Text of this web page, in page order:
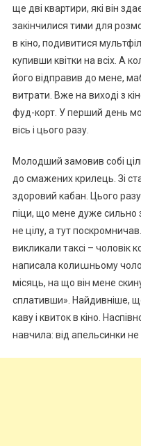
ще дві квартири, які він
закінчилися тими для
в кіно, подивитися
купивши квітки на всіх. А
його відправив до мене,
витрати. Вже на виході з
фуд-корт. У перший день
вісь і цього разу.
Молодший замовив собі
до смажених крилець. Зі
здоровий кабан. Цього
піци, що мене дуже сильно
не цілу, а тут
викликали таксі – чоловік
написала колиաньому
місяць, на що він мене
сплативши». Найдивніше,
каву і квиток в кіно.
навчила: від апельсинки